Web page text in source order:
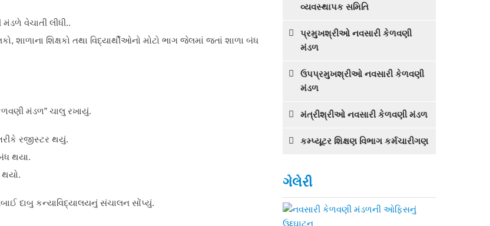
વેચાતી લીધી..
શાળાના શિક્ષકો તથા વિદ્યાર્થીઓનો મોટો ભાગ જેલમાં જતાં શાળા બંધ
મંડળ” ચાલુ રખાયું.
રજીસ્ટર થયું.
થયા.
થયો.
દાબુ કન્યાવિદ્યાલયનું સંચાલન સોંપ્યું.
વ્યવસ્થાપક સમિતિ
પ્રમુખશ્રીઓ નવસારી કેળવણી
મંડળ
ઉપપ્રમુખશ્રીઓ નવસારી કેળવણી
મંડળ
મંત્રીશ્રીઓ નવસારી કેળવણી મંડળ
કમ્પ્યૂટર શિક્ષણ વિભાગ કર્મચારીગણ
ગેલેરી